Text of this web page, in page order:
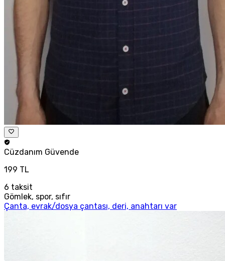
Cüzdanım Güvende
199 TL
6 taksit
Gömlek, spor, sıfır
Çanta, evrak/dosya çantası, deri, anahtarı var